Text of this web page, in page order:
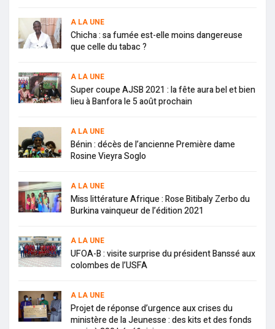
A LA UNE
Chicha : sa fumée est-elle moins dangereuse
que celle du tabac ?
A LA UNE
Super coupe AJSB 2021 : la fête aura bel et bien
lieu à Banfora le 5 août prochain
A LA UNE
Bénin : décès de l’ancienne Première dame
Rosine Vieyra Soglo
A LA UNE
Miss littérature Afrique : Rose Bitibaly Zerbo du
Burkina vainqueur de l’édition 2021
A LA UNE
UFOA-B : visite surprise du président Banssé aux
colombes de l’USFA
A LA UNE
Projet de réponse d’urgence aux crises du
ministère de la Jeunesse : des kits et des fonds